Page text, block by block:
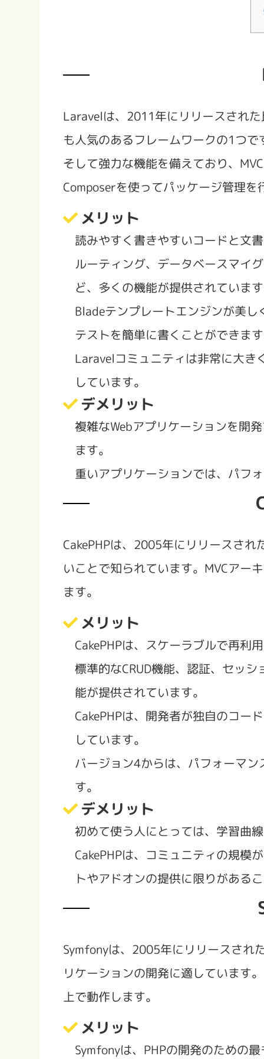
Laravelは、2011年にリリースされ
も人気のあるフレームワークの1つで
そして強力な機能を備えており、
Composerを使ってパッケージ管理を
メリット
読みやすく書きやすいコードと文
ルーティング、データベースマイ
ど、多くの機能が提供されています
Bladeテンプレートエンジンが美し
テストを簡単に書くことができます
Laravelコミュニティは非常に大き
しています。
デメリット
複雑なWebアプリケーションを開
ます。
重いアプリケーションでは、パフ
CakePHPは、2005年にリリースさ
いことで知られています。MVCアー
ます。
メリット
CakePHPは、スケーラブルで再利
標準的なCRUD機能、認証、セッ
能が提供されています。
CakePHPは、開発者が独自のコー
しています。
バージョン4からは、パフォーマ
す。
デメリット
初めて使う人にとっては、学習曲
CakePHPは、コミュニティの規模
トやアドオンの提供に限りがある
Symfonyは、2005年にリリースされ
リケーションの開発に適しています
上で動作します。
メリット
Symfonyは、PHPの開発のための